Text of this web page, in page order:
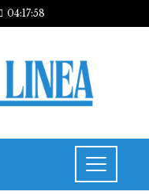
04:17:58